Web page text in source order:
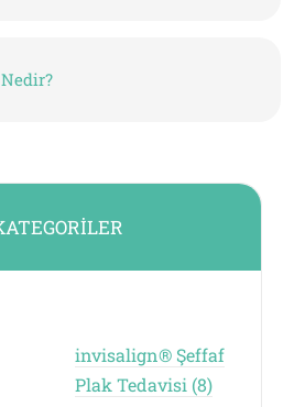
invisalign® Şeffaf
Plak Tedavisi (8)